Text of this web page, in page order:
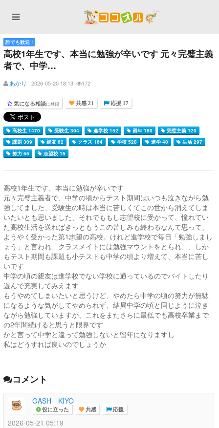
誰でも歓迎 !
高校1年生です、本当に勉強が辛いです 元々完璧主義
者で、中学…
あかり 2026-05-20 18:13 172
気になる相談に登録 共感 21 応援 17
高校生 1470 受験生 394 進学校 152 留年 180
完璧主義 120
課題 309
親友 62 クラス 164 学校 528 進学 40
生活 297
努力 66
志望校 15
高校1年生です、本当に勉強が辛いです
元々完璧主義者で、中学の頃からテスト期間はいつも泣きながら勉
強してました、受験生の時は本当に苦しくてこの世から消えてしま
いたいとも思いました、それでももし志望校に受かって、憧れてい
た高校生活を送ればきっともうこの苦しみも終わるなんて思って、
ようやく受かった第1志望の高校。けれど進学校で毎日「勉強しまし
ょう」と言われ、クラスメイトには勉強マウントをとられ、、しか
もテスト期間も課題も小テストも中学の頃より増えて、本当に苦し
いです
中学の頃の親友は進学校でない学校に通っているのでバイトしたり
遊んで充実してみえます
もうやめてしまいたいと思うけど、やめたら中学の頃の努力が無駄
になるような気がしてやめられず、結局中学の頃と同じように泣き
ながら勉強していますが、これをまたさらに最低でも高校卒業まで
の2年間続けると思うと限界です
かと言って中学と違って勉強しないと留年になりますし
私はどうすれば良いのでしょうか
コメント
GASH KIYO
役に立った 共感 応援
2026-05-21 05:19